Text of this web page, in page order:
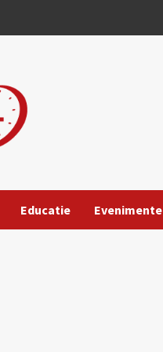
Educatie Evenimente